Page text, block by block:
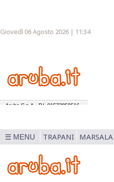
Giovedì 06 Agosto 2026 | 11:34
☰ MENU TRAPANI MARSALA